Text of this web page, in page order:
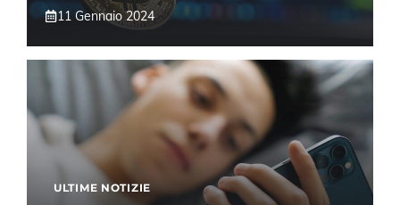
11 Gennaio 2024
ULTIME NOTIZIE